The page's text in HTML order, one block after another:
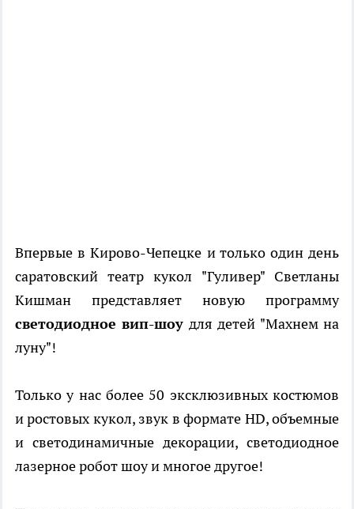
Впервые в Кирово-Чепецке и только один день
саратовский театр кукол "Гуливер" Светланы
Кишман представляет новую программу
светодиодное вип-шоу для детей "Махнем на
луну"!
Только у нас более 50 эксклюзивных костюмов
и ростовых кукол, звук в формате HD, объемные
и светодинамичные декорации, светодиодное
лазерное робот шоу и многое другое!